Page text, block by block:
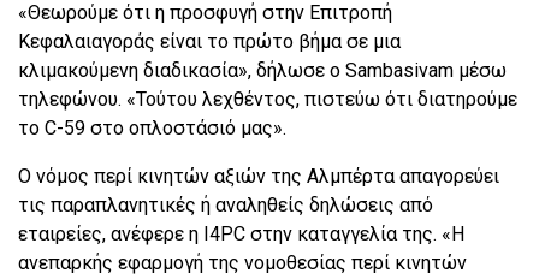
«Θεωρούμε ότι η προσφυγή στην Επιτροπή
Κεφαλαιαγοράς είναι το πρώτο βήμα σε μια
κλιμακούμενη διαδικασία», δήλωσε ο Sambasivam μέσω
τηλεφώνου. «Τούτου λεχθέντος, πιστεύω ότι διατηρούμε
το C-59 στο οπλοστάσιό μας».
Ο νόμος περί κινητών αξιών της Αλμπέρτα απαγορεύει
τις παραπλανητικές ή αναληθείς δηλώσεις από
εταιρείες, ανέφερε η I4PC στην καταγγελία της. «Η
ανεπαρκής εφαρμογή της νομοθεσίας περί κινητών